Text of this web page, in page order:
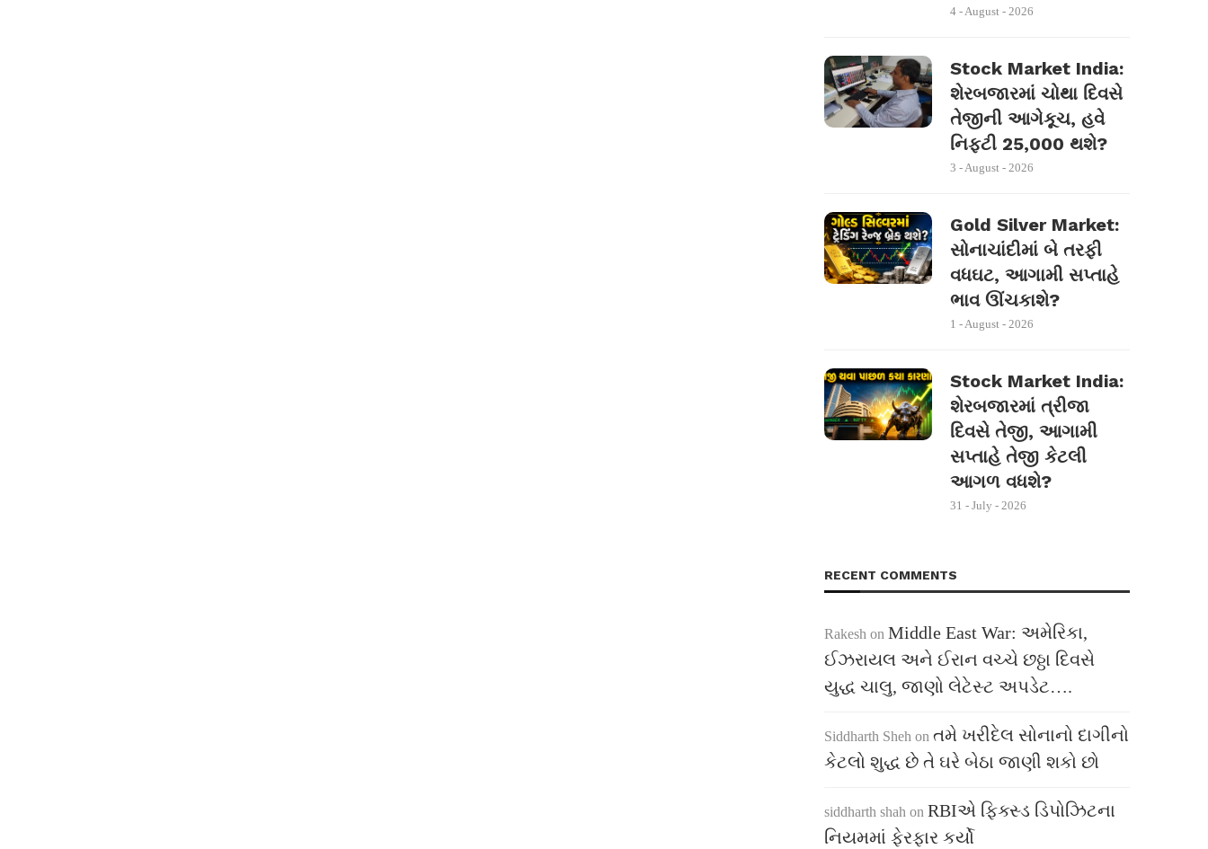
4 - August - 2026
Stock Market India:
શેરબજારમાં ચોથા દિવસે
તેજીની આગેકૂચ, હવે
નિફ્ટી 25,000 થશે?
3 - August - 2026
Gold Silver Market:
સોનાચાંદીમાં બે તરફી
વધઘટ, આગામી સપ્તાહે
ભાવ ઊંચકાશે?
1 - August - 2026
Stock Market India:
શેરબજારમાં ત્રીજા
દિવસે તેજી, આગામી
સપ્તાહે તેજી કેટલી
આગળ વધશે?
31 - July - 2026
RECENT COMMENTS
Rakesh on Middle East War: અમેરિકા,
ઈઝરાયલ અને ઈરાન વચ્ચે છઠ્ઠા દિવસે
યુદ્ધ ચાલુ, જાણો લેટેસ્ટ અપડેટ….
Siddharth Sheh on તમે ખરીદેલ સોનાનો દાગીનો
કેટલો શુદ્ધ છે તે ઘરે બેઠા જાણી શકો છો
siddharth shah on RBIએ ફિક્સ્ડ ડિપોઝિટના
નિયમમાં ફેરફાર કર્યો